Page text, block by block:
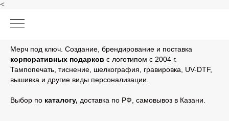
<
Мерч под ключ. Создание, брендирование и поставка
корпоративных подарков с логотипом с 2004 г.
Тампопечать, тиснение, шелкография, гравировка, UV-DTF,
вышивка и другие виды персонализации.
Выбор по каталогу, доставка по РФ, самовывоз в Казани.